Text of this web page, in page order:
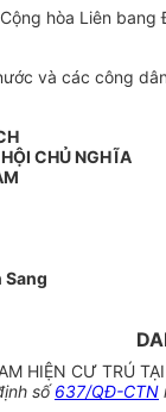
hòa Liên
và các công
CHỦ NGHĨA
Sang
HIỆN CƯ TRÚ
số637/QĐ-CTN